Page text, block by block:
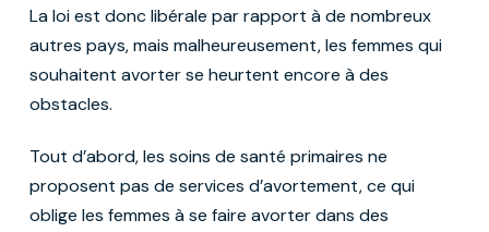
La loi est donc libérale par rapport à de nombreux
autres pays, mais malheureusement, les femmes qui
souhaitent avorter se heurtent encore à des
obstacles.
Tout d’abord, les soins de santé primaires ne
proposent pas de services d’avortement, ce qui
oblige les femmes à se faire avorter dans des